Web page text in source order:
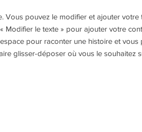
Vous pouvez le modifier et ajouter
Modifier le texte » pour ajouter votre
pour raconter une histoire et vous
glisser-déposer où vous le souhaitez